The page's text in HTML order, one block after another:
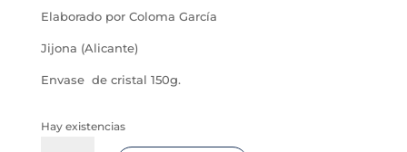
Elaborado por Coloma García
Jijona (Alicante)
Envase de cristal 150g.
Hay existencias